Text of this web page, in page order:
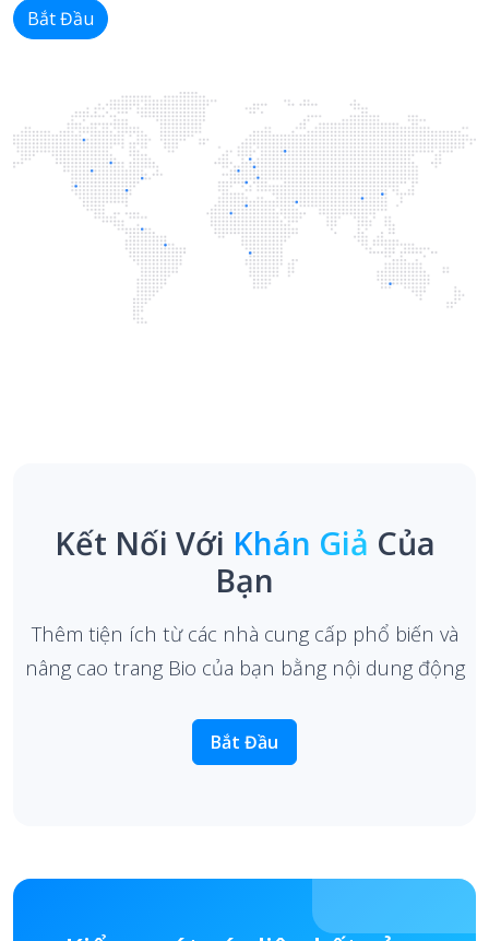
Bắt Đầu
Kết Nối Với Khán Giả Của
Bạn
Thêm tiện ích từ các nhà cung cấp phổ biến và
nâng cao trang Bio của bạn bằng nội dung động
Bắt Đầu